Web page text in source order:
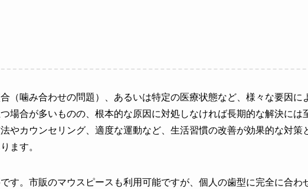
（噛み合わせの問題）、あるいは特定の医療状態など、様々な要因に
合が多いものの、根本的な原因に対処しなければ長期的な解決には
やカウンセリング、適度な運動など、生活習慣の改善が効果的な対策
ます。
す。市販のマウスピースも利用可能ですが、個人の歯型に完全に合わ